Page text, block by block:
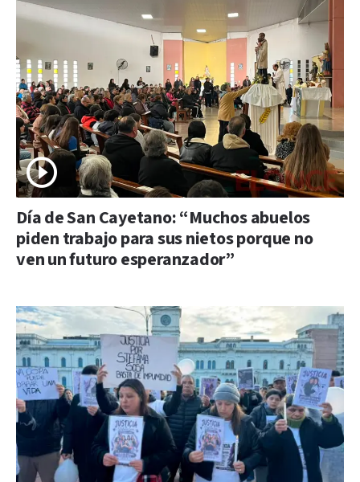
Día de San Cayetano: “Muchos abuelos
piden trabajo para sus nietos porque no
ven un futuro esperanzador”